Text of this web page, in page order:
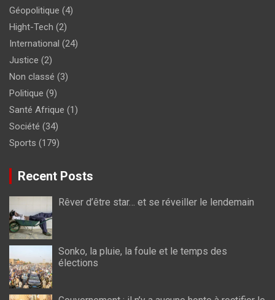
Géopolitique (4)
Hight-Tech (2)
International (24)
Justice (2)
Non classé (3)
Politique (9)
Santé Afrique (1)
Société (34)
Sports (179)
Recent Posts
Rêver d’être star… et se réveiller le lendemain
Sonko, la pluie, la foule et le temps des
élections